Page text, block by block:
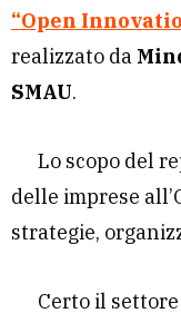
“Open
realizzato da
SMAU.
Lo scopo del
delle imprese
strategie,
Certo il